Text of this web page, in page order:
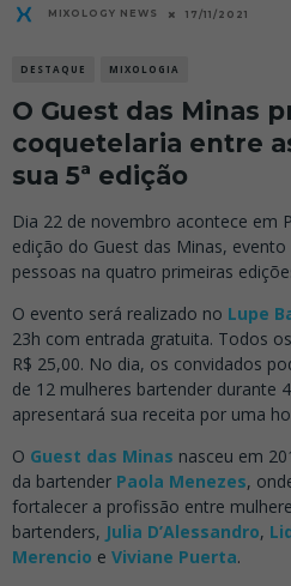
MIXOLOGY NEWS 17/11/2021
DESTAQUE MIXOLOGIA
O Guest das Minas
coquetelaria entre
sua 5ª edição
Dia 22 de novembro acontece em
edição do Guest das Minas,
pessoas na quatro primeiras
O evento será realizado no Lupe
23h com entrada gratuita. Todos
R$ 25,00. No dia, os convidados
de 12 mulheres bartender durante
apresentará sua receita por uma
O Guest das Minas nasceu em
da bartender Paola Menezes,
fortalecer a profissão entre
bartenders, Julia D’Alessandro,
Merencio e Viviane Puerta.